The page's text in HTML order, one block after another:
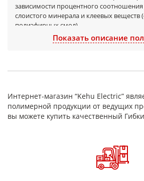
зависимости процентного
слоистого минерала и клеевых веществ
полиэфирных смол).
Гибкий миканит используется для:
гибкой прокладки в
проявляет свои эластичные качества
температуре и имеет более рыхлую
механическую прочность. ГОСТ 6120-75
0,15-
Показать описание
Интернет-магазин “Kehu Electric”
полимерной продукции от ведущих
вы можете купить качественный